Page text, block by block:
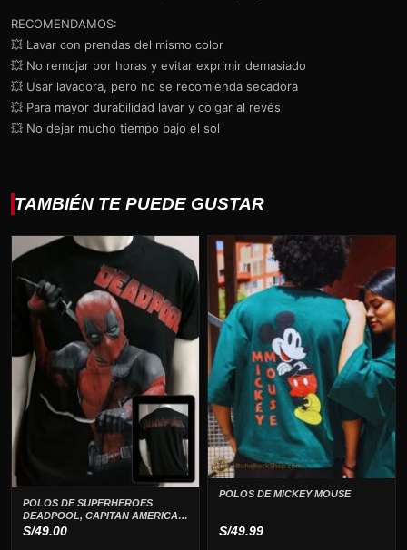
RECOMENDAMOS:
💥 Lavar con prendas del mismo color
💥 No remojar por horas y evitar exprimir demasiado
💥 Usar lavadora, pero no se recomienda secadora
💥 Para mayor durabilidad lavar y colgar al revés
💥 No dejar mucho tiempo bajo el sol
TAMBIÉN TE PUEDE GUSTAR
POLOS DE SUPERHEROES
DEADPOOL, CAPITAN AMERICA,
FLASH, IRON MAN
S/49.00
POLOS DE MICKEY MOUSE
S/49.99